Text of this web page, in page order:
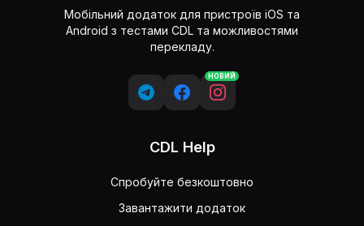
Мобільний додаток для пристроїв iOS та
Android з тестами CDL та можливостями
перекладу.
НОВИЙ
CDL Help
Спробуйте безкоштовно
Завантажити додаток